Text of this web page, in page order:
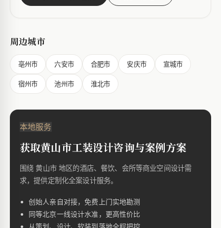
周边城市
亳州市 六安市 合肥市 安庆市 宣城市
宿州市 池州市 淮北市
本地服务
获取黄山市工装设计咨询与案例方案
围绕 黄山市 地区的酒店、餐饮、会所等商业空间设计需
求，提供定制化全案设计服务。
创始人亲自对接，免费上门实地勘测
同等北京一线设计水准，更高性价比
从策划、设计、软装到落地全程把控